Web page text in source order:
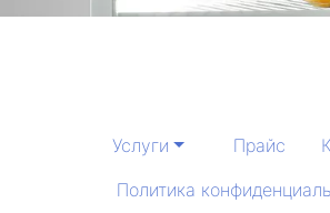
Услуги Прайс
Политика